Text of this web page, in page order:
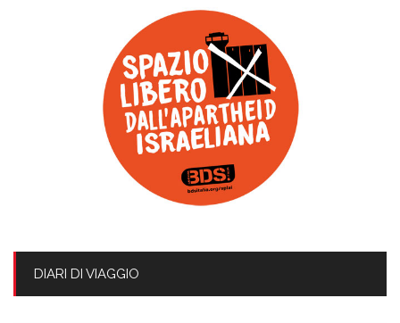
DIARI DI VIAGGIO